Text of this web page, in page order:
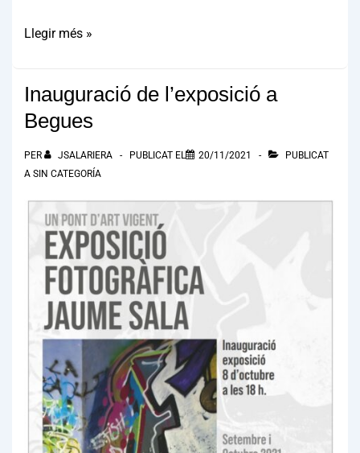
Trepitjant
la
Festa
2023
Llegir més »
Inauguració de l’exposició a
Begues
PER JSALARIERA PUBLICAT EL 20/11/2021
PUBLICAT
A SIN CATEGORÍA